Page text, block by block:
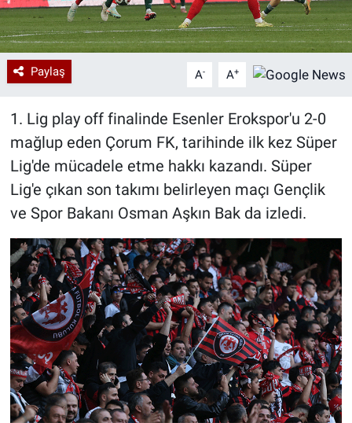
Paylaş A- A+
1. Lig play off finalinde Esenler Erokspor'u 2-0
mağlup eden Çorum FK, tarihinde ilk kez Süper
Lig'de mücadele etme hakkı kazandı. Süper
Lig'e çıkan son takımı belirleyen maçı Gençlik
ve Spor Bakanı Osman Aşkın Bak da izledi.
Teknoloji
Ramazan